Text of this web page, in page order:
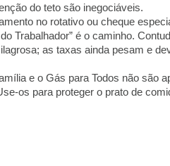
do teto são inegociáveis.
no rotativo ou cheque
Trabalhador” é o caminho.
as taxas ainda pesam e
e o Gás para Todos não são
os para proteger o prato de